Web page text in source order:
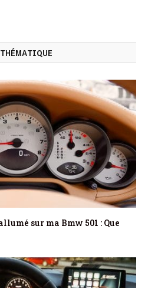
sur ma Bmw 501 : Que